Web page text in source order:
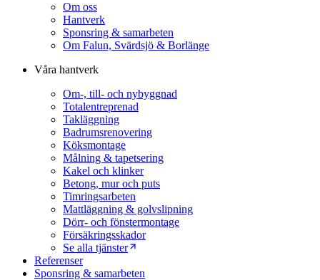
Om oss
Hantverk
Sponsring & samarbeten
Om Falun, Svärdsjö & Borlänge
Våra hantverk
Om-, till- och nybyggnad
Totalentreprenad
Takläggning
Badrumsrenovering
Köksmontage
Målning & tapetsering
Kakel och klinker
Betong, mur och puts
Timringsarbeten
Mattläggning & golvslipning
Dörr- och fönstermontage
Försäkringsskador
Se alla tjänster
Referenser
Sponsring & samarbeten